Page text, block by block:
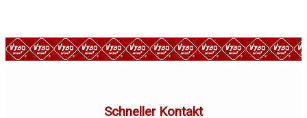
Schneller Kontakt